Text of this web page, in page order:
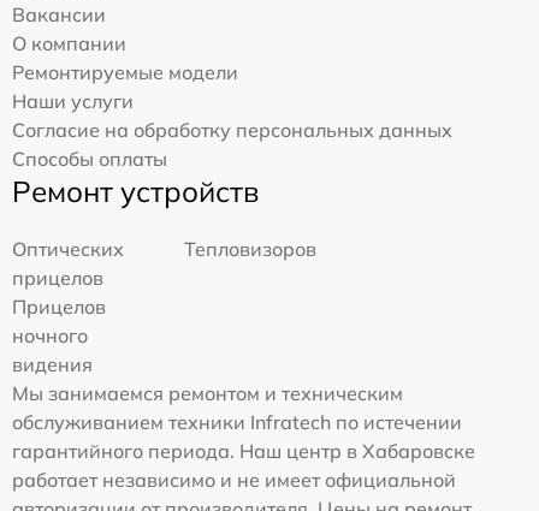
Вакансии
О компании
Ремонтируемые модели
Наши услуги
Согласие на обработку персональных данных
Способы оплаты
Ремонт устройств
Оптических
прицелов
Тепловизоров
Прицелов
ночного
видения
Мы занимаемся ремонтом и техническим
обслуживанием техники Infratech по истечении
гарантийного периода. Наш центр в Хабаровске
работает независимо и не имеет официальной